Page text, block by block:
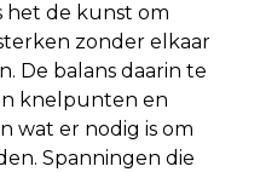
het de kunst om
zonder elkaar
De balans daarin te
knelpunten en
wat er nodig is om
Spanningen die